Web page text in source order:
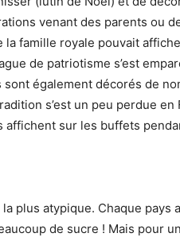
venant des parents ou
famille royale pouvait
de patriotisme s’est
également décorés de
s’est un peu perdue en
sur les buffets
plus atypique. Chaque pays
de sucre ! Mais pour